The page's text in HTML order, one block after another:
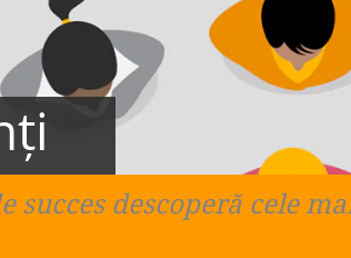
succes descoperă cele